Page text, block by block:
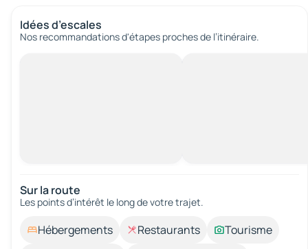
Idées d’escales
Nos recommandations d'étapes proches de l’itinéraire.
Sur la route
Les points d’intérêt le long de votre trajet.
Hébergements Restaurants
Tourisme